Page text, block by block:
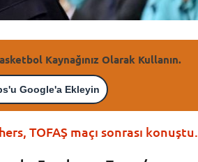
Kaynağınız Olarak Kullanın.
Google'a Ekleyin
TOFAŞ maçı sonrası konuştu.